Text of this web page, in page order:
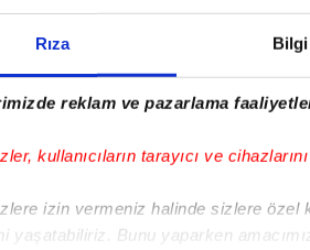
Rıza
reklam ve pazarlama
kullanıcıların tarayıcı ve
izin vermeniz halinde sizlere özel
yaşatabiliriz. Bunu yaparken